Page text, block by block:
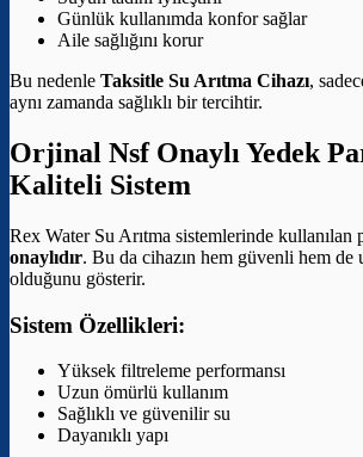
Günlük kullanımda konfor sağlar
Aile sağlığını korur
Bu nedenle Taksitle Su Arıtma Cihazı,
aynı zamanda sağlıklı bir tercihtir.
Orjinal Nsf Onaylı Yedek
Kaliteli Sistem
Rex Water Su Arıtma sistemlerinde kullanılan
onaylıdır. Bu da cihazın hem güvenli hem de
olduğunu gösterir.
Sistem Özellikleri:
Yüksek filtreleme performansı
Uzun ömürlü kullanım
Sağlıklı ve güvenilir su
Dayanıklı yapı